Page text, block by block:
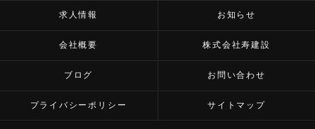
求人情報 お知らせ
会社概要 株式会社寿建設
ブログ お問い合わせ
プライバシーポリシー サイトマップ